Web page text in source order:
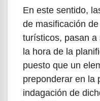
En este sentido,
de masificación
turísticos, pasan
la hora de la
puesto que un
preponderar en la
indagación de